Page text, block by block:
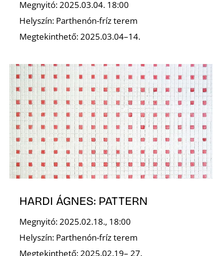
Megnyitó: 2025.03.04. 18:00
Helyszín: Parthenón-fríz terem
Megtekinthető: 2025.03.04–14.
HARDI ÁGNES: PATTERN
Megnyitó: 2025.02.18., 18:00
Helyszín: Parthenón-fríz terem
Megtekinthető: 2025.02.19– 27.